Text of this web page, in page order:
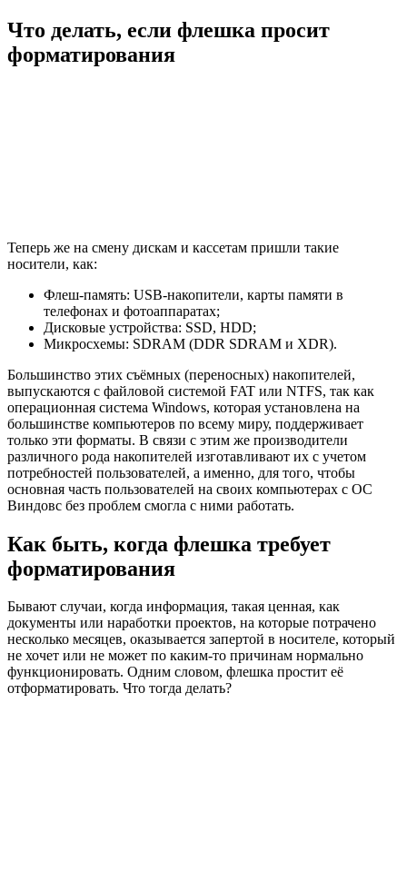
Что делать, если флешка просит
форматирования
Теперь же на смену дискам и кассетам пришли такие
носители, как:
Флеш-память: USB-накопители, карты памяти в
телефонах и фотоаппаратах;
Дисковые устройства: SSD, HDD;
Микросхемы: SDRAM (DDR SDRAM и XDR).
Большинство этих съёмных (переносных) накопителей,
выпускаются с файловой системой FAT или NTFS, так как
операционная система Windows, которая установлена на
большинстве компьютеров по всему миру, поддерживает
только эти форматы. В связи с этим же производители
различного рода накопителей изготавливают их с учетом
потребностей пользователей, а именно, для того, чтобы
основная часть пользователей на своих компьютерах с ОС
Виндовс без проблем смогла с ними работать.
Как быть, когда флешка требует
форматирования
Бывают случаи, когда информация, такая ценная, как
документы или наработки проектов, на которые потрачено
несколько месяцев, оказывается запертой в носителе, который
не хочет или не может по каким-то причинам нормально
функционировать. Одним словом, флешка простит её
отформатировать. Что тогда делать?